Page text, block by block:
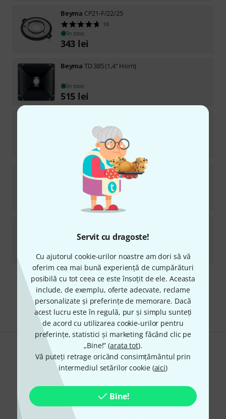
Servit cu dragoste!
Cu ajutorul cookie-urilor noastre am dori să vă
oferim cea mai bună experiență de cumpărături
posibilă cu tot ceea ce este însoțit de ele. Aceasta
include, de exemplu, oferte adecvate, reclame
personalizate și preferințe de memorare. Dacă
acest lucru este în regulă, pur și simplu sunteți
de acord cu utilizarea cookie-urilor pentru
preferințe, statistici și marketing făcând clic pe
„Bine!” (arata tot).
Vă puteți retrage oricând consimțământul prin
intermediul setărilor cookie (aici)
Bine!
Beyma CP21-F/22/25
18
în stoc
343 lei
Beyma TD 385 (1,4" Horn)
în stoc
515 lei
8
Beyma T2030
în stoc
259lei
Transport gratuit de la 1.500 lei
Preturile includ TVA
Îți place ceea ce vezi?